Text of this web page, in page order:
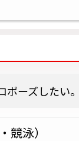
ポーズしたい
競泳）